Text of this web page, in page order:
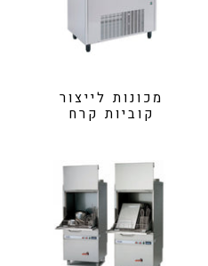
מכונות לייצור
קוביות קרח